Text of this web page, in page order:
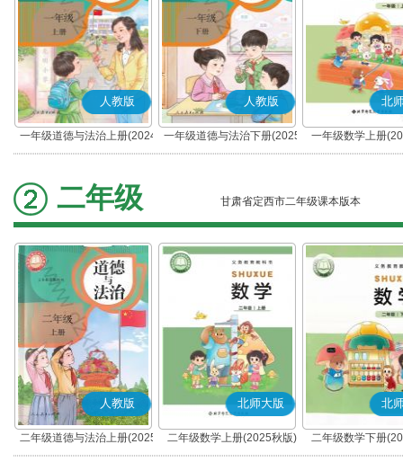
人教版
一年级道德与法治上册(2024
秋版)(部编版)
人教版
一年级道德与法治下册(2025
春版)(部编版)
北
一年级数学上册
二年级 甘肃省定西市二年级课本版本
人教版
二年级道德与法治上册(2025
秋版)(部编版)
北师大版
二年级数学上册(2025秋版)
北
二年级数学下册